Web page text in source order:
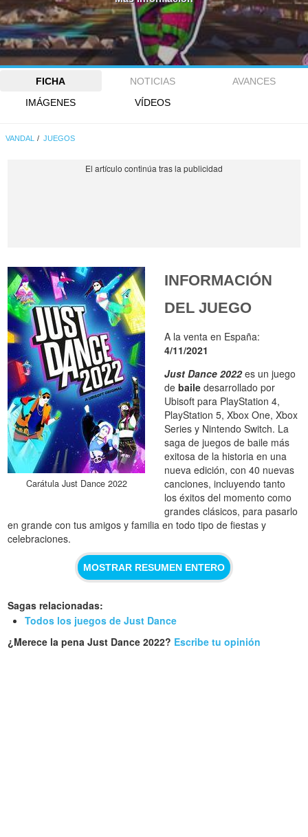
FICHA NOTICIAS
AVANCES
IMÁGENES
VÍDEOS
VANDAL JUEGOS
Carátula Just Dance 2022
INFORMACIÓN
DEL JUEGO
A la venta en España:
4/11/2021
Just Dance 2022es un juego
debaile desarrollado por
Ubisoft para PlayStation 4,
PlayStation 5, Xbox One, Xbox
Series y Nintendo Switch. La
saga de juegos de baile más
exitosa de la historia en una
nueva edición, con 40 nuevas
canciones, incluyendo tanto
los éxitos del momento como
grandes clásicos, para pasarlo
en grande con tus amigos y familia en todo tipo de fiestas y
celebraciones.
MOSTRAR RESUMEN ENTERO
Sagas relacionadas:
Todos los juegos de Just Dance
¿Merece la pena Just Dance 2022? Escribe tu opinión